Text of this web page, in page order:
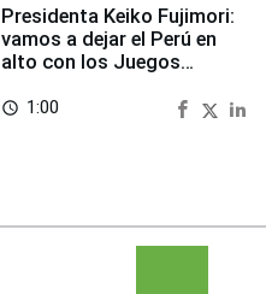
Presidenta Keiko Fujimori:
vamos a dejar el Perú en
alto con los Juegos
access_time 1:00